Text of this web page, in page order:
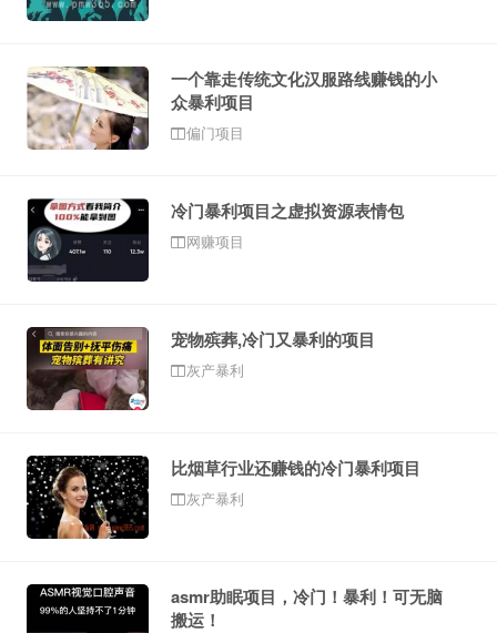
一个靠走传统文化汉服路线赚钱的小
众暴利项目
偏门项目
冷门暴利项目之虚拟资源表情包
网赚项目
宠物殡葬,冷门又暴利的项目
灰产暴利
比烟草行业还赚钱的冷门暴利项目
灰产暴利
asmr助眠项目，冷门！暴利！可无脑
搬运！